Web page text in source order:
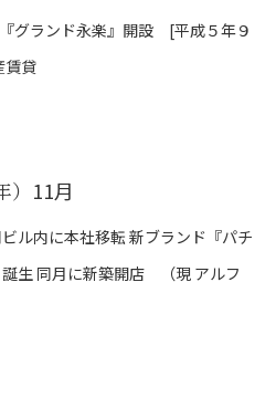
グランド永楽』開設 [平成５年９
賃貸
11月
ル内に本社移転 新ブランド『パチ
生 同月に新築開店 （現 アルフ